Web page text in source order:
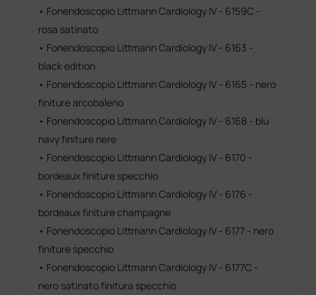
• Fonendoscopio Littmann Cardiology IV - 6159C -
rosa satinato
• Fonendoscopio Littmann Cardiology IV - 6163 -
black edition
• Fonendoscopio Littmann Cardiology IV - 6165 - nero
finiture arcobaleno
• Fonendoscopio Littmann Cardiology IV - 6168 - blu
navy finiture nere
• Fonendoscopio Littmann Cardiology IV - 6170 -
bordeaux finiture specchio
• Fonendoscopio Littmann Cardiology IV - 6176 -
bordeaux finiture champagne
• Fonendoscopio Littmann Cardiology IV - 6177 - nero
finiture specchio
• Fonendoscopio Littmann Cardiology IV - 6177C -
nero satinato finitura specchio